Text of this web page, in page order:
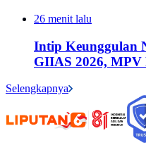
26 menit lalu
Intip Keunggulan
GIIAS 2026,
Selengkapnya